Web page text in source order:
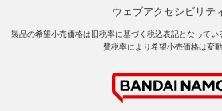
ウェブアクセシビリテ
製品の希望小売価格は旧税率に基づく税込表記となって
費税率により希望小売価格は変動